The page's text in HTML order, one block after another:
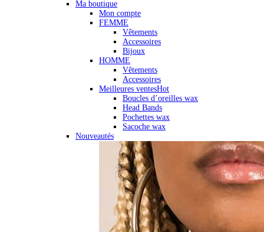
Ma boutique
Mon compte
FEMME
Vêtements
Accessoires
Bijoux
HOMME
Vêtements
Accessoires
Meilleures ventesHot
Boucles d’oreilles wax
Head Bands
Pochettes wax
Sacoche wax
Nouveautés